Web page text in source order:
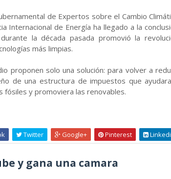
de Expertos sobre el Cambio
Internacional de Energía ha llegado a la
la década pasada promovió la
más limpias.
proponen solo una solución: para volver a
de una estructura de impuestos que
fósiles y promoviera las renovables.
Twitter Google+ Pinterest
y gana una camara